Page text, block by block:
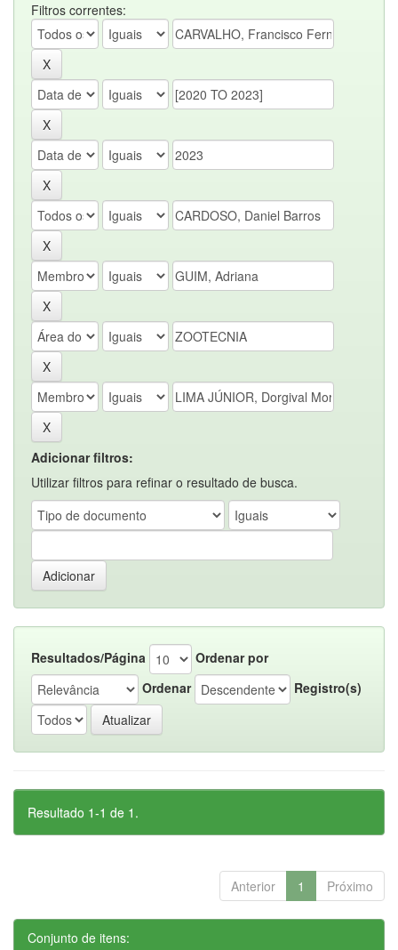
Filtros correntes:
Adicionar filtros:
Utilizar filtros para refinar o resultado de busca.
Resultados/Página
Ordenar por
Ordenar
Registro(s)
Resultado 1-1 de 1.
Anterior 1 Próximo
Conjunto de itens: